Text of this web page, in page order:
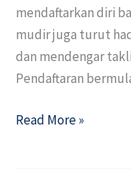
mendaftarkan diri
mudir juga turut
dan mendengar
Pendaftaran
Read More »